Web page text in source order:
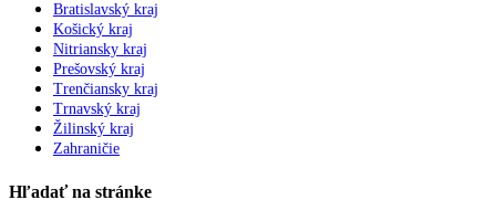
Bratislavský kraj
Košický kraj
Nitriansky kraj
Prešovský kraj
Trenčiansky kraj
Trnavský kraj
Žilinský kraj
Zahraničie
Hľadať na stránke